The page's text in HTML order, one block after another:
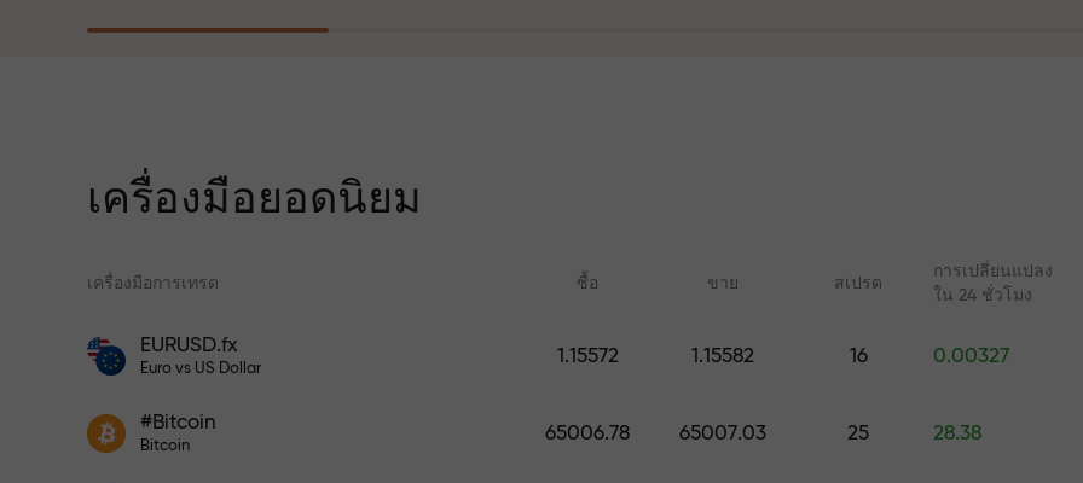
ฝากเงิน
ขาดทุนและรับประกันกำไรเพิ่มสามเท่า
ภายใน 6 เดือน เทรดอย่างมั่นใจ — เงินทุน
สำหรับทุกการฝาก
ในการเทรดและบนทางหลวง
แจ็กพอตของขวัญส่วนตัวของคุ
ฝากเงินจำนวน $333 — เลือกของขวัญมูลค่าสูงสุด $1,500
เครื่องมือยอดนิยม
เครื่องมือการเทรด ซื้อ ขาย สเปรด
การเปลี่ยนแปลง
ใน 24 ชั่วโมง
EURUSD.fx
Euro vs US Dollar
1.15572 1.15582 16 0.00327
#Bitcoin
Bitcoin
65006.78 65007.03 25 28.38
โบนัสสำหรับเทรดเดอร์
คอร์สและเว็บบินาร์สำหรับทุก
Forex, คริปโต และฟิว